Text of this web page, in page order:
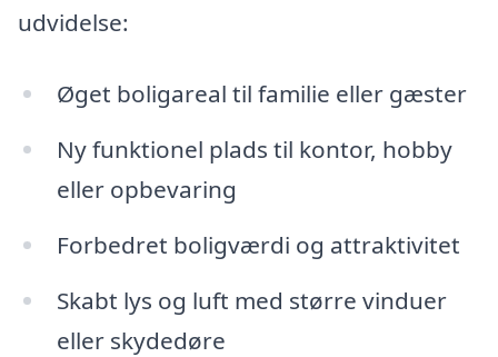
udvidelse:
Øget boligareal til familie eller gæster
Ny funktionel plads til kontor, hobby
eller opbevaring
Forbedret boligværdi og attraktivitet
Skabt lys og luft med større vinduer
eller skydedøre